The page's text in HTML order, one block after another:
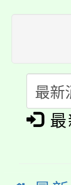
程
心
系
縣
門
踴
桃
「
展
義
「
博
「
桃
最